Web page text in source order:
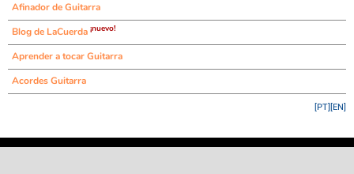
Afinador de Guitarra
Blog de LaCuerda ¡nuevo!
Aprender a tocar Guitarra
Acordes Guitarra
[EN]
[PT]